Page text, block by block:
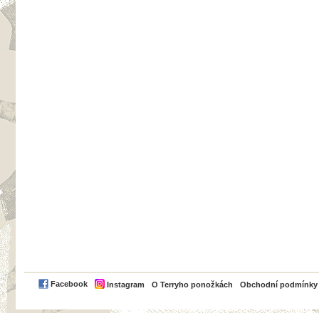
Facebook Instagram O Terryho ponožkách Obchodní podmínky
PayPal